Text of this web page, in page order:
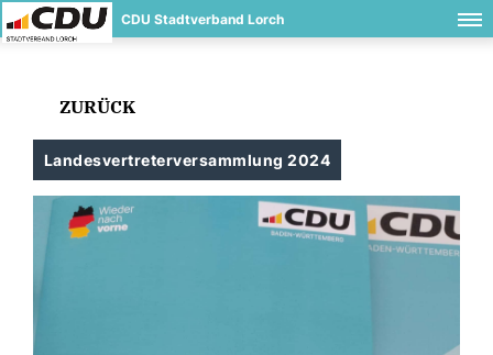
CDU Stadtverband Lorch
ZURÜCK
Landesvertreterversammlung 2024